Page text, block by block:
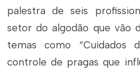
palestra de seis
setor do algodão que vão
temas como “Cuidados
controle de pragas que